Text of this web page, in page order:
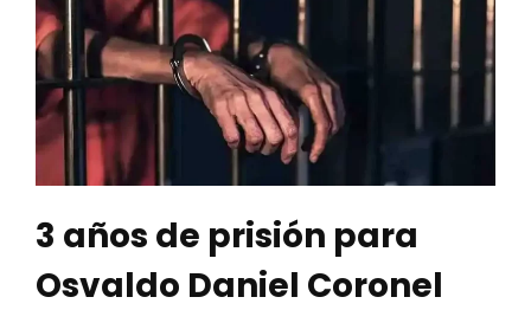
3 años de prisión para
Osvaldo Daniel Coronel